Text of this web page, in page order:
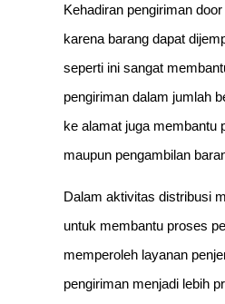
Kehadiran pengiriman
karena barang dapat
seperti ini sangat
pengiriman dalam jumlah
ke alamat juga membantu
maupun pengambilan
Dalam aktivitas distribusi
untuk membantu proses
memperoleh layanan
pengiriman menjadi lebih